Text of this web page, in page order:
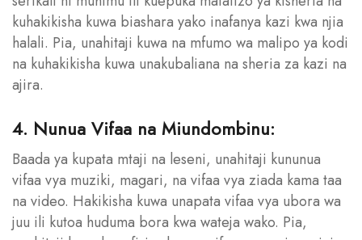
kuhakikisha kuwa biashara yako inafanya kazi kwa njia
halali. Pia, unahitaji kuwa na mfumo wa malipo ya kodi
na kuhakikisha kuwa unakubaliana na sheria za kazi na
ajira.
4. Nunua Vifaa na Miundombinu:
Baada ya kupata mtaji na leseni, unahitaji kununua
vifaa vya muziki, magari, na vifaa vya ziada kama taa
na video. Hakikisha kuwa unapata vifaa vya ubora wa
juu ili kutoa huduma bora kwa wateja wako. Pia,